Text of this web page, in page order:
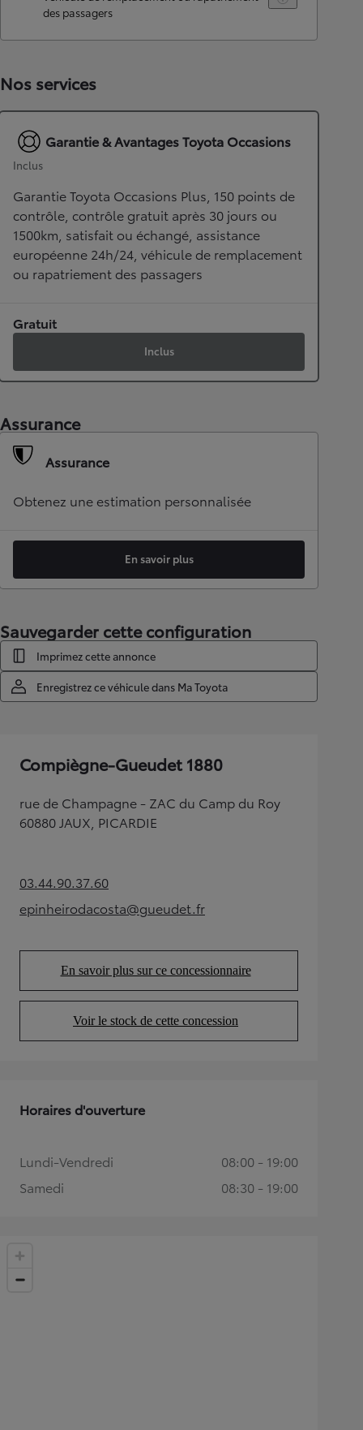
des passagers
Nos services
Garantie & Avantages Toyota Occasions
Inclus
Garantie Toyota Occasions Plus, 150 points de
contrôle, contrôle gratuit après 30 jours ou
1500km, satisfait ou échangé, assistance
européenne 24h/24, véhicule de remplacement
ou rapatriement des passagers
Gratuit
Inclus
Assurance
Assurance
Obtenez une estimation personnalisée
En savoir plus
Sauvegarder cette configuration
Imprimez cette annonce
Enregistrez ce véhicule dans Ma Toyota
Compiègne-Gueudet 1880
rue de Champagne - ZAC du Camp du Roy
60880 JAUX, PICARDIE
03.44.90.37.60(Opens in new tab)
epinheirodacosta@gueudet.fr
(Opens in new tab)
En savoir plus sur ce concessionnaire
(Opens in new tab)
Voir le stock de cette concession
(Opens in new tab)
Horaires d'ouverture
Lundi-Vendredi
08:00 - 19:00
Samedi
08:30 - 19:00